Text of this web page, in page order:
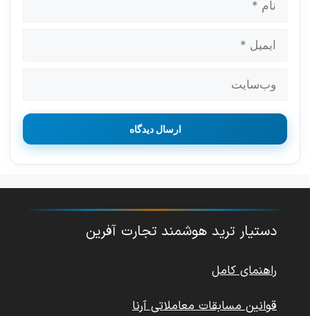
ایمیل
وب‌سایت
دستیار ترید هوشمند تجارت آفرین
راهنمای کامل
قوانین مسابقات معاملاتی آرنا